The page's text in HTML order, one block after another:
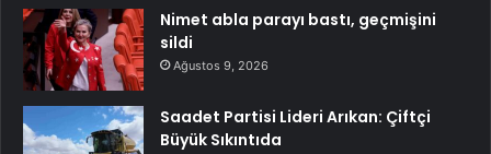
Nimet abla parayı bastı, geçmişini
sildi
Ağustos 9, 2026
Saadet Partisi Lideri Arıkan: Çiftçi
Büyük Sıkıntıda